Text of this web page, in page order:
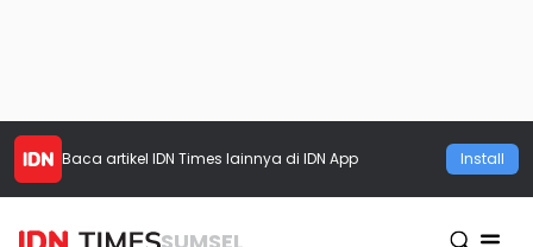
Baca artikel IDN Times lainnya di IDN App Install